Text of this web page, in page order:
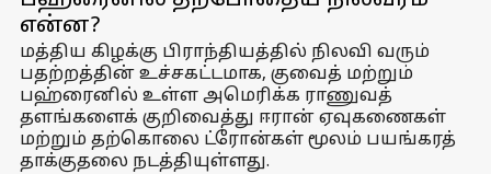
என்ன?
மத்திய கிழக்கு பிராந்தியத்தில் நிலவி வரும்
பதற்றத்தின் உச்சகட்டமாக, குவைத் மற்றும்
பஹ்ரைனில் உள்ள அமெரிக்க ராணுவத்
தளங்களைக் குறிவைத்து ஈரான் ஏவுகணைகள்
மற்றும் தற்கொலை ட்ரோன்கள் மூலம் பயங்கரத்
தாக்குதலை நடத்தியுள்ளது.